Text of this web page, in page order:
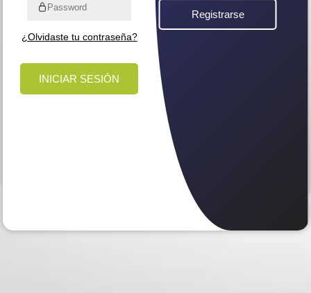
¿Olvidaste tu contraseña?
INICIAR SESIÓN
REGISTRARSE
Registrarse